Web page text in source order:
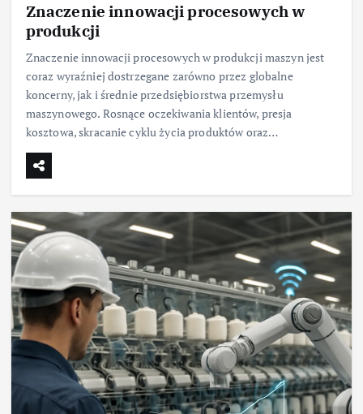
Znaczenie innowacji procesowych w
produkcji
Znaczenie innowacji procesowych w produkcji maszyn jest
coraz wyraźniej dostrzegane zarówno przez globalne
koncerny, jak i średnie przedsiębiorstwa przemysłu
maszynowego. Rosnące oczekiwania klientów, presja
kosztowa, skracanie cyklu życia produktów oraz…